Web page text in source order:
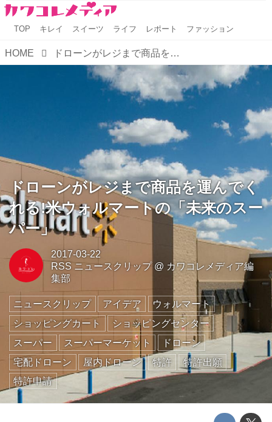
TOP キレイ スイーツ ライフ レポート ファッション
HOME ドローンがレジまで商品を運んでくれる!米ウォルマートの「未来のスーパー」
ドローンがレジまで商品を運んでく
れる!米ウォルマートの「未来のスー
パー」
2017-03-22
RSS ニュースクリップ@ カワコレメディア編
集部
ニュースクリップ アイデア
ウォルマート
ショッピングカート
ショッピングセンター
スーパー
スーパーマーケット
ドローン
宅配ドローン
屋内ドローン 特許
特許出願
特許申請